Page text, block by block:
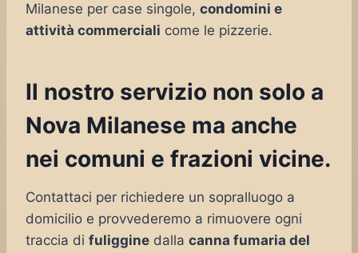
Milanese per case singole, condomini e
attività commerciali come le pizzerie.
Il nostro servizio non solo a
Nova Milanese ma anche
nei comuni e frazioni vicine.
Contattaci per richiedere un sopralluogo a
domicilio e provvederemo a rimuovere ogni
traccia di fuliggine dalla canna fumaria del